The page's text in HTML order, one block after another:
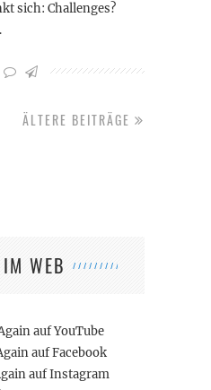
sich: Challenges?
ÄLTERE BEITRÄGE
WEB